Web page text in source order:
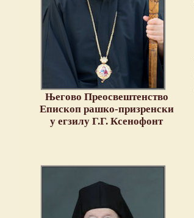
Његово Преосвештенство
Епископ рашко-призренски
у егзилу Г.Г. Ксенофонт